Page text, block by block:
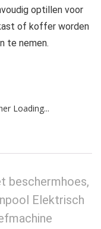
optillen voor
of koffer worden
te nemen.
Loading...
beschermhoes,
Elektrisch